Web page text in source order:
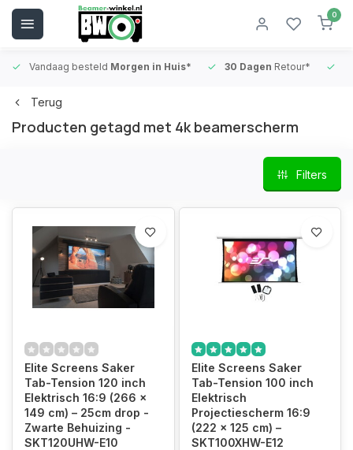
0
Vandaag besteld Morgen in Huis* 30 Dagen Retour*
Terug
Producten getagd met 4k beamerscherm
Filters
Elite Screens Saker
Tab-Tension 120 inch
Elektrisch 16:9 (266 x
149 cm) – 25cm drop -
Zwarte Behuizing -
SKT120UHW-E10
Elite Screens Saker
Tab-Tension 100 inch
Elektrisch
Projectiescherm 16:9
(222 x 125 cm) –
SKT100XHW-E12